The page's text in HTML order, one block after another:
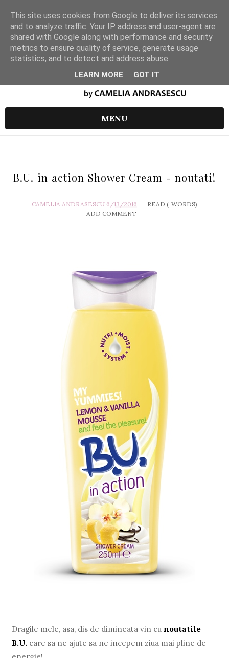
MENU
B.U. in action Shower Cream - noutati!
CAMELIA ANDRASESCU 6/13/2016 READ ( WORDS)
ADD COMMENT
Dragile mele, asa, dis de dimineata vin cunoutatile
B.U. care sa ne ajute sa ne incepem ziua mai pline de
This site uses cookies from Google to deliver its services
and to analyze traffic. Your IP address and user-agent are
shared with Google along with performance and security
metrics to ensure quality of service, generate usage
statistics, and to detect and address abuse.
LEARN MORE GOT IT